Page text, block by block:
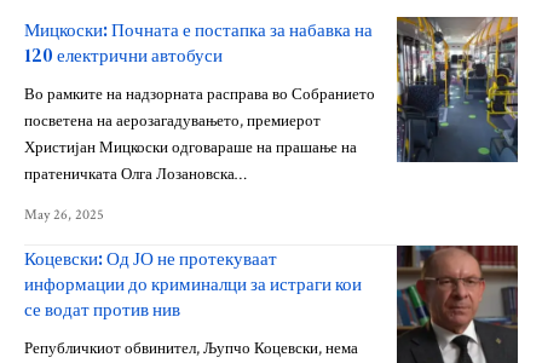
Мицкоски: Почната е постапка за набавка на
120 електрични автобуси
Во рамките на надзорната расправа во Собранието
посветена на аерозагадувањето, премиерот
Христијан Мицкоски одговараше на прашање на
пратеничката Олга Лозановска…
May 26, 2025
Коцевски: Од ЈО не протекуваат
информации до криминалци за истраги кои
се водат против нив
Републичкиот обвинител, Љупчо Коцевски, нема